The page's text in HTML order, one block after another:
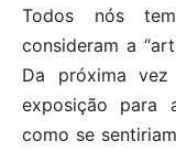
Todos nós
consideram a
Da próxima
exposição para
como se